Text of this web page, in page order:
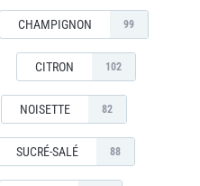
CHAMPIGNON 99
CITRON 102
NOISETTE 82
SUCRÉ-SALÉ 88